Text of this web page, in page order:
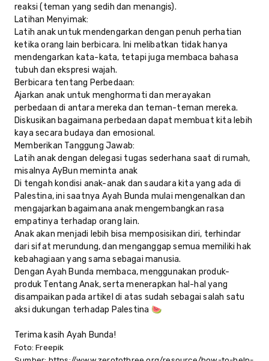
reaksi (teman yang sedih dan menangis).
Latihan Menyimak:
Latih anak untuk mendengarkan dengan penuh perhatian
ketika orang lain berbicara. Ini melibatkan tidak hanya
mendengarkan kata-kata, tetapi juga membaca bahasa
tubuh dan ekspresi wajah.
Berbicara tentang Perbedaan:
Ajarkan anak untuk menghormati dan merayakan
perbedaan di antara mereka dan teman-teman mereka.
Diskusikan bagaimana perbedaan dapat membuat kita lebih
kaya secara budaya dan emosional.
Memberikan Tanggung Jawab:
Latih anak dengan delegasi tugas sederhana saat di rumah,
misalnya AyBun meminta anak
Di tengah kondisi anak-anak dan saudara kita yang ada di
Palestina, ini saatnya Ayah Bunda mulai mengenalkan dan
mengajarkan bagaimana anak mengembangkan rasa
empatinya terhadap orang lain.
Anak akan menjadi lebih bisa memposisikan diri, terhindar
dari sifat merundung, dan menganggap semua memiliki hak
kebahagiaan yang sama sebagai manusia.
Dengan Ayah Bunda membaca, menggunakan produk-
produk Tentang Anak, serta menerapkan hal-hal yang
disampaikan pada artikel di atas sudah sebagai salah satu
aksi dukungan terhadap Palestina 🍉
Terima kasih Ayah Bunda!
Foto: Freepik